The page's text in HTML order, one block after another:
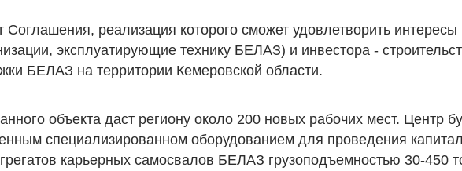
Соглашения, реализация которого сможет удовлетворить интересы
эксплуатирующие технику БЕЛАЗ) и инвестора -
БЕЛАЗ на территории Кемеровской области.
объекта даст региону около 200 новых рабочих мест. Центр
специализированном оборудованием для проведения
карьерных самосвалов БЕЛАЗ грузоподъемностью 30-450